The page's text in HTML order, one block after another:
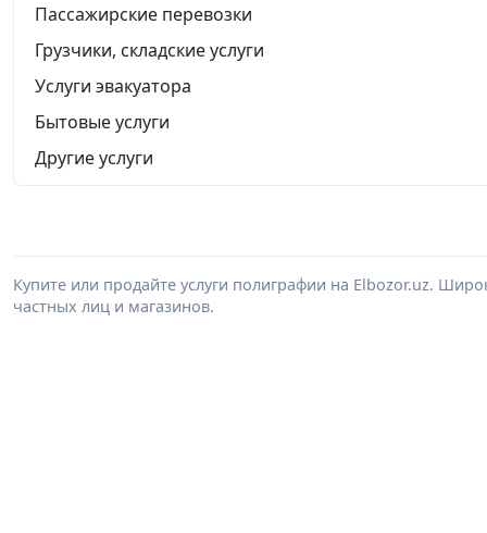
Пассажирские перевозки
Грузчики, складские услуги
Услуги эвакуатора
Бытовые услуги
Другие услуги
Купите или продайте услуги полиграфии на Elbozor.uz.
частных лиц и магазинов.